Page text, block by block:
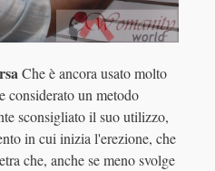
Che è ancora usato molto
considerato un metodo
sconsigliato il suo utilizzo,
in cui inizia l'erezione, che
che, anche se meno svolge